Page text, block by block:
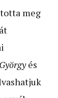
meg
és